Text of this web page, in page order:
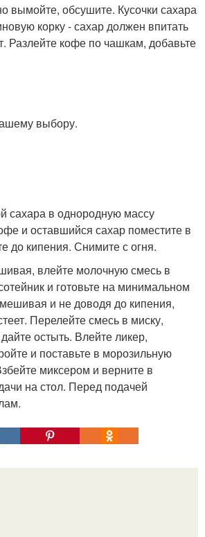
вымойте, обсушите. Кусочки сахара
корку - сахар должен впитать
Разлейте кофе по чашкам, добавьте
выбору.
сахара в однородную массу
и оставшийся сахар поместите в
до кипения. Снимите с огня.
влейте молочную смесь в
и готовьте на минимальном
и не доводя до кипения,
Перелейте смесь в миску,
остыть. Влейте ликер,
и поставьте в морозильную
миксером и верните в
на стол. Перед подачей